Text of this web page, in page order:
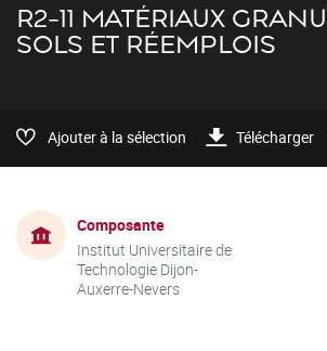
R2-11 MATÉRIAUX
SOLS ET RÉEMPLOIS
Ajouter à la sélection Télécharger
Composante
Institut Universitaire de
Technologie Dijon-
Auxerre-Nevers